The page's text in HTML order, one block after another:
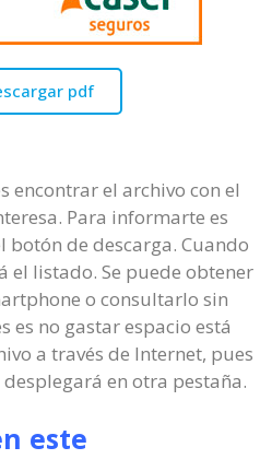
pdf
encontrar el archivo con el
Para informarte es
botón de descarga. Cuando
el listado. Se puede obtener
o consultarlo sin
es no gastar espacio está
a través de Internet, pues
en otra pestaña.
este